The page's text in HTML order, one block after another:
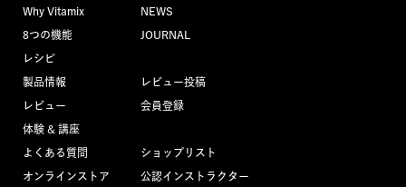
Why Vitamix
8つの機能
レシピ
製品情報
レビュー
体験 & 講座
よくある質問
オンラインストア
NEWS
JOURNAL
レビュー投稿
会員登録
ショップリスト
公認インストラクター